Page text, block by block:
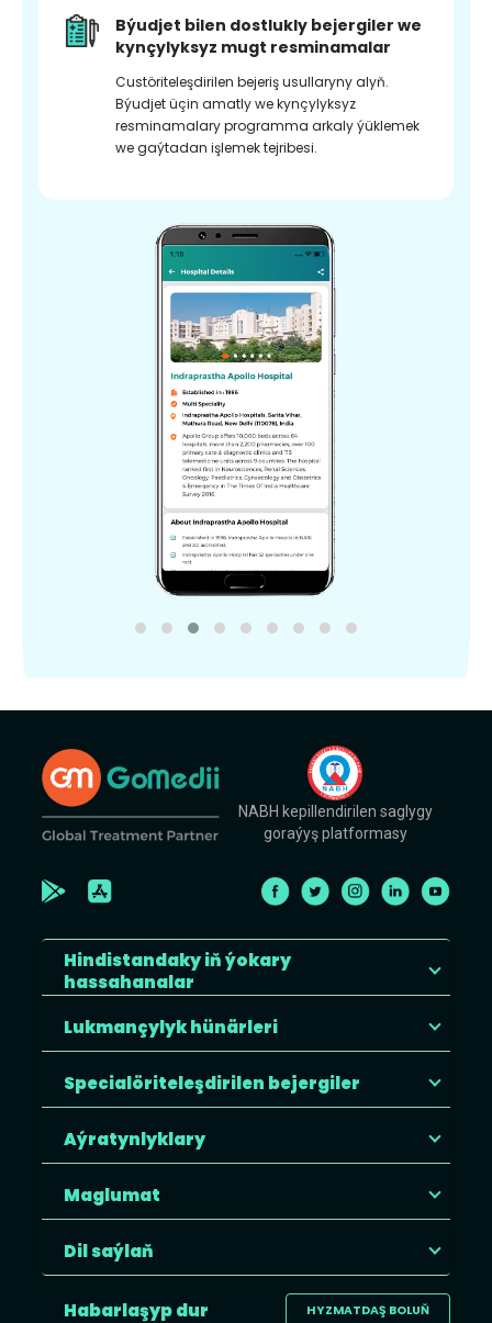
Býudjet bilen dostlukly bejergiler we
kynçylyksyz mugt resminamalar
Custöriteleşdirilen bejeriş usullaryny alyň.
Býudjet üçin amatly we kynçylyksyz
resminamalary programma arkaly ýüklemek
we gaýtadan işlemek tejribesi.
NABH kepillendirilen saglygy
goraýyş platformasy
Hindistandaky iň ýokary
hassahanalar
Lukmançylyk hünärleri
Specialöriteleşdirilen bejergiler
Aýratynlyklary
Maglumat
Dil saýlaň
HYZMATDAŞ BOLUŇ
Habarlaşyp dur